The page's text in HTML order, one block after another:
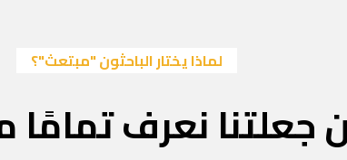
لماذا يختار الباحثون "مبتعث"؟
جعلتنا نعرف تمامًا